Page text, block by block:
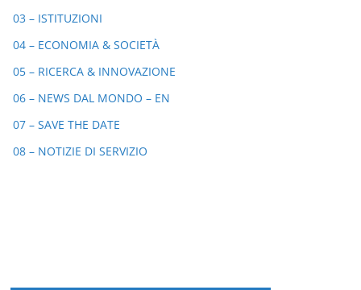
03 – ISTITUZIONI
04 – ECONOMIA & SOCIETÀ
05 – RICERCA & INNOVAZIONE
06 – NEWS DAL MONDO – EN
07 – SAVE THE DATE
08 – NOTIZIE DI SERVIZIO